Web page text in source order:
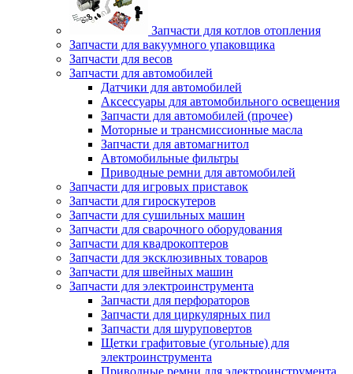
Запчасти для котлов отопления
Запчасти для вакуумного упаковщика
Запчасти для весов
Запчасти для автомобилей
Датчики для автомобилей
Аксессуары для автомобильного освещения
Запчасти для автомобилей (прочее)
Моторные и трансмиссионные масла
Запчасти для автомагнитол
Автомобильные фильтры
Приводные ремни для автомобилей
Запчасти для игровых приставок
Запчасти для гироскутеров
Запчасти для сушильных машин
Запчасти для сварочного оборудования
Запчасти для квадрокоптеров
Запчасти для эксклюзивных товаров
Запчасти для швейных машин
Запчасти для электроинструмента
Запчасти для перфораторов
Запчасти для циркулярных пил
Запчасти для шуруповертов
Щетки графитовые (угольные) для
электроинструмента
Приводные ремни для электроинструмента